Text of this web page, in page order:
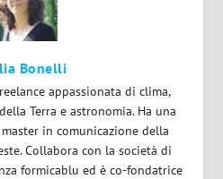
Bonelli
appassionata di clima,
Terra e astronomia. Ha una
in comunicazione della
Collabora con la società di
formicablu ed è co-fondatrice